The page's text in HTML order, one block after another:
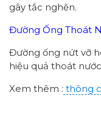
gây tắc nghẽn.
Đường Ống Thoát
Đường ống nứt vỡ
hiệu quả thoát
Xem thêm : thông